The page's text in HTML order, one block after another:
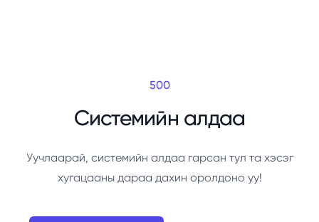
500
Системийн алдаа
Уучлаарай, системийн алдаа гарсан тул та хэсэг
хугацааны дараа дахин оролдоно уу!